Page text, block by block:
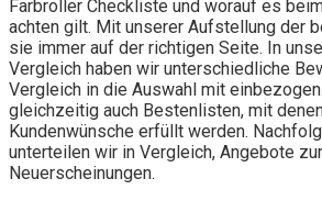
Farbroller Checkliste und worauf es
achten gilt. Mit unserer Aufstellung der
sie immer auf der richtigen Seite. In
Vergleich haben wir unterschiedliche
Vergleich in die Auswahl mit
gleichzeitig auch Bestenlisten, mit
Kundenwünsche erfüllt werden.
unterteilen wir in Vergleich, Angebote
Neuerscheinungen.